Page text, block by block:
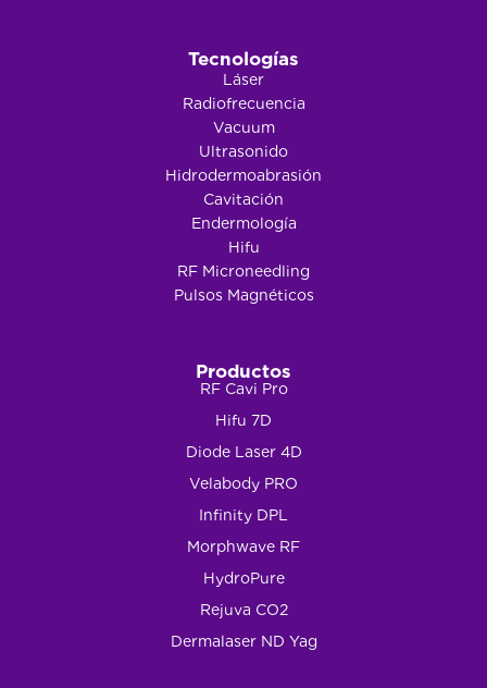
Tecnologías
Láser
Radiofrecuencia
Vacuum
Ultrasonido
Hidrodermoabrasión
Cavitación
Endermología
Hifu
RF Microneedling
Pulsos Magnéticos
Productos
RF Cavi Pro
Hifu 7D
Diode Laser 4D
Velabody PRO
Infinity DPL
Morphwave RF
HydroPure
Rejuva CO2
Dermalaser ND Yag